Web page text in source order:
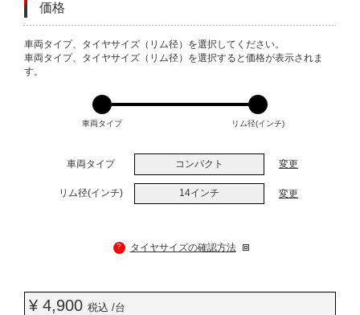
価格
VARIATIONS
車両タイプ、タイヤサイズ（リム径）を選択してください。
車両タイプ、タイヤサイズ（リム径）を選択すると価格が表示されま
す。
車両タイプ リム径(インチ)
車両タイプ コンパクト 変更
リム径(インチ) 14インチ 変更
? タイヤサイズの確認方法
¥ 4,900 税込 /台